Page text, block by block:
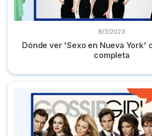
8/3/2023
Dónde ver 'Sexo en Nueva York'
completa
Dónde ver 'Gossip Girl' online serie